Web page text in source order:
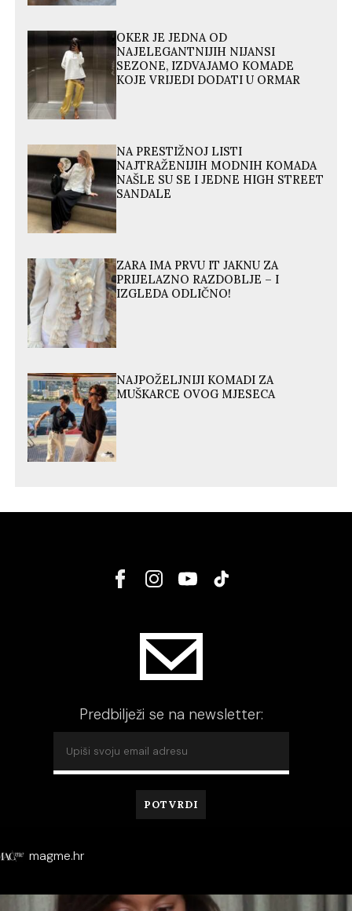
OKER JE JEDNA OD
NAJELEGANTNIJIH NIJANSI
SEZONE, IZDVAJAMO KOMADE
KOJE VRIJEDI DODATI U ORMAR
NA PRESTIŽNOJ LISTI
NAJTRAŽENIJIH MODNIH KOMADA
NAŠLE SU SE I JEDNE HIGH STREET
SANDALE
ZARA IMA PRVU IT JAKNU ZA
PRIJELAZNO RAZDOBLJE – I
IZGLEDA ODLIČNO!
NAJPOŽELJNIJI KOMADI ZA
MUŠKARCE OVOG MJESECA
Predbilježi se na newsletter:
magme.hr